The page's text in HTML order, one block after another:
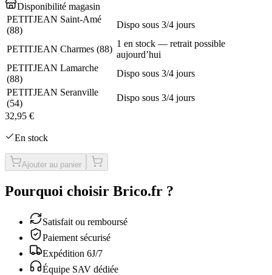
Disponibilité magasin
PETITJEAN Saint-Amé
(88)
Dispo sous 3/4 jours
PETITJEAN Charmes (88)
1 en stock — retrait possible
aujourd’hui
PETITJEAN Lamarche
(88)
Dispo sous 3/4 jours
PETITJEAN Seranville
(54)
Dispo sous 3/4 jours
32,95 €
En stock
Ajouter au panier
Pourquoi choisir Brico.fr ?
Satisfait ou remboursé
Paiement sécurisé
Expédition 6J/7
Équipe SAV dédiée